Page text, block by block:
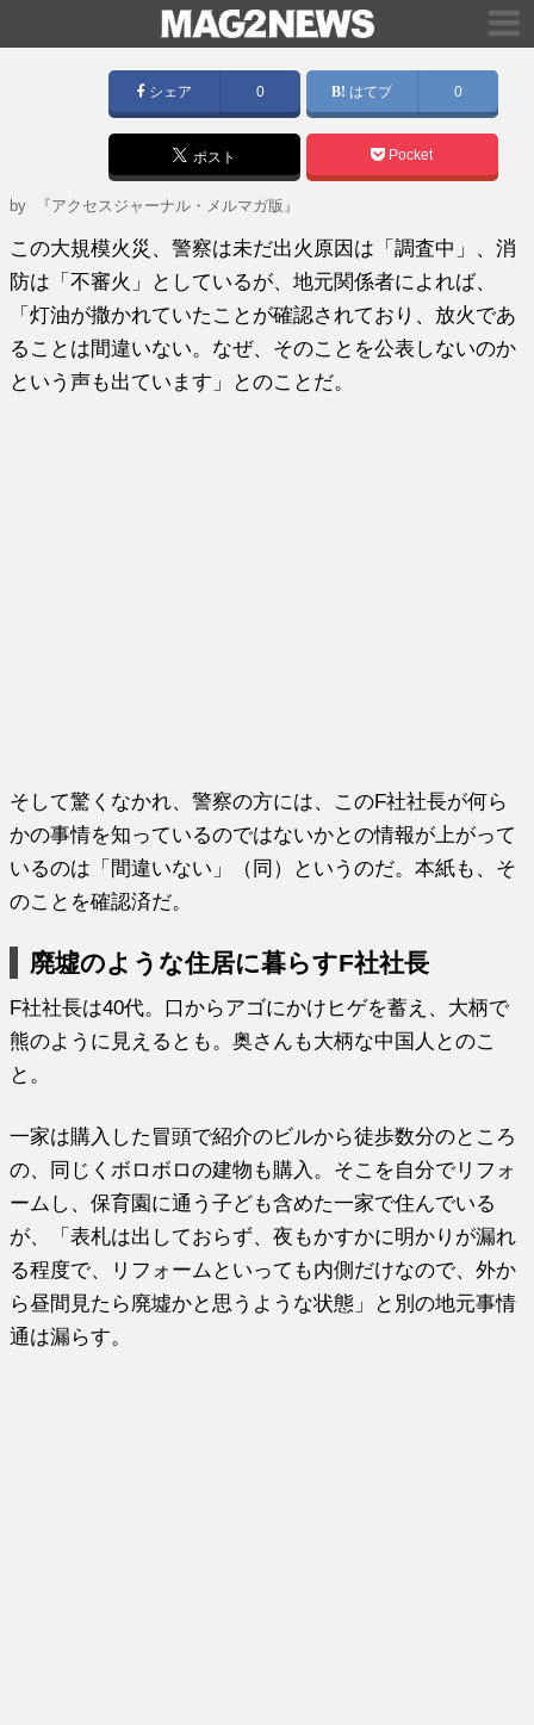
シェア 0 はてブ 0
ポスト Pocket
by 『アクセスジャーナル・メルマガ版』
この大規模火災、警察は未だ出火原因は「調査中」、消
防は「不審火」としているが、地元関係者によれば、
「灯油が撒かれていたことが確認されており、放火であ
ることは間違いない。なぜ、そのことを公表しないのか
という声も出ています」とのことだ。
そして驚くなかれ、警察の方には、このF社社長が何ら
かの事情を知っているのではないかとの情報が上がって
いるのは「間違いない」（同）というのだ。本紙も、そ
のことを確認済だ。
廃墟のような住居に暮らすF社社長
F社社長は40代。口からアゴにかけヒゲを蓄え、大柄で
熊のように見えるとも。奥さんも大柄な中国人とのこ
と。
一家は購入した冒頭で紹介のビルから徒歩数分のところ
の、同じくボロボロの建物も購入。そこを自分でリフォ
ームし、保育園に通う子ども含めた一家で住んでいる
が、「表札は出しておらず、夜もかすかに明かりが漏れ
る程度で、リフォームといっても内側だけなので、外か
ら昼間見たら廃墟かと思うような状態」と別の地元事情
通は漏らす。